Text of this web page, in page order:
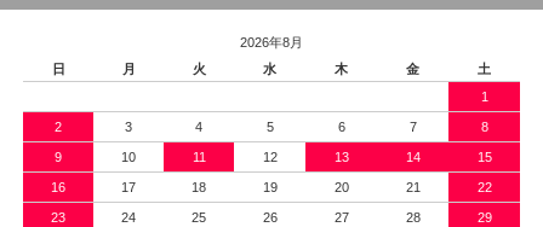
2026年8月
日
月 火 水 木 金
土
1
2 3 4 5 6 7 8
9 10 11 12 13 14 15
16 17 18 19 20 21 22
23 24 25 26 27 28 29